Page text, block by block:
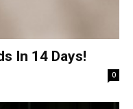
In 14 Days!
0